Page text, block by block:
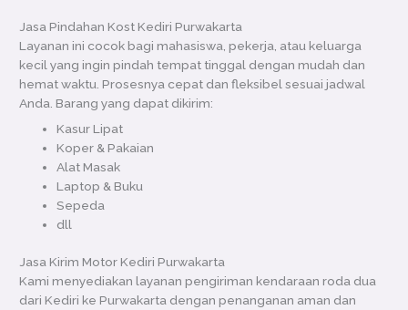
Jasa Pindahan Kost Kediri Purwakarta
Layanan ini cocok bagi mahasiswa, pekerja, atau keluarga
kecil yang ingin pindah tempat tinggal dengan mudah dan
hemat waktu. Prosesnya cepat dan fleksibel sesuai jadwal
Anda. Barang yang dapat dikirim:
Kasur Lipat
Koper & Pakaian
Alat Masak
Laptop & Buku
Sepeda
dll
Jasa Kirim Motor Kediri Purwakarta
Kami menyediakan layanan pengiriman kendaraan roda dua
dari Kediri ke Purwakarta dengan penanganan aman dan